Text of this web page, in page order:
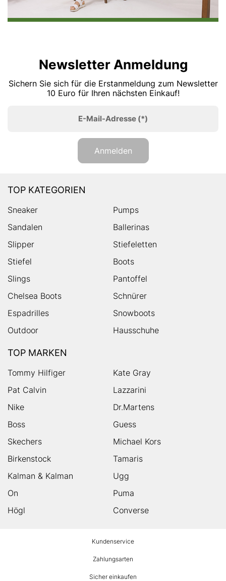
Newsletter Anmeldung
Sichern Sie sich für die Erstanmeldung zum Newsletter
10 Euro für Ihren nächsten Einkauf!
E-Mail-Adresse (*)
Anmelden
TOP KATEGORIEN
Sneaker
Pumps
Sandalen
Ballerinas
Slipper
Stiefeletten
Stiefel
Boots
Slings
Pantoffel
Chelsea Boots
Schnürer
Espadrilles
Snowboots
Outdoor
Hausschuhe
TOP MARKEN
Tommy Hilfiger
Kate Gray
Pat Calvin
Lazzarini
Nike
Dr.Martens
Boss
Guess
Skechers
Michael Kors
Birkenstock
Tamaris
Kalman & Kalman
Ugg
On
Puma
Högl
Converse
Kundenservice
Zahlungsarten
Sicher einkaufen